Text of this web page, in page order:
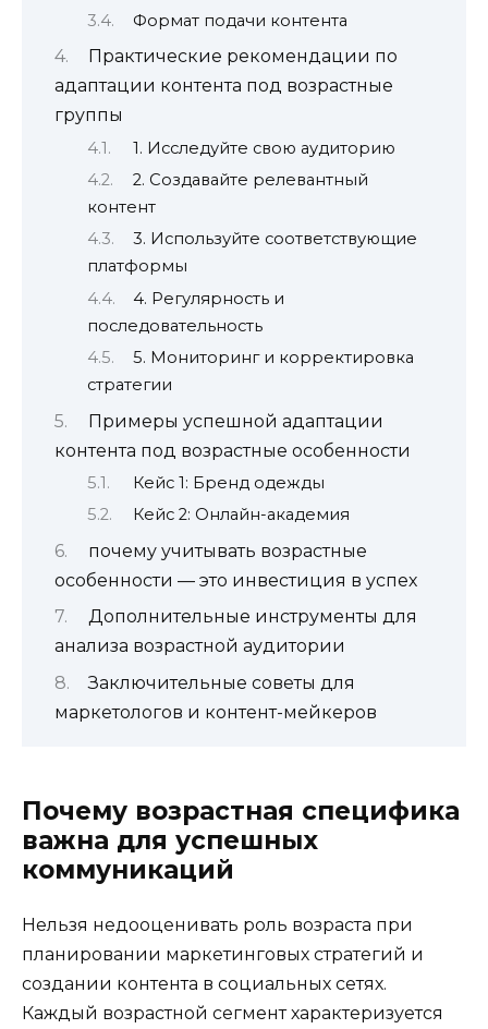
Формат подачи контента
Практические рекомендации по
адаптации контента под возрастные
группы
1. Исследуйте свою аудиторию
2. Создавайте релевантный
контент
3. Используйте соответствующие
платформы
4. Регулярность и
последовательность
5. Мониторинг и корректировка
стратегии
Примеры успешной адаптации
контента под возрастные особенности
Кейс 1: Бренд одежды
Кейс 2: Онлайн-академия
почему учитывать возрастные
особенности — это инвестиция в успех
Дополнительные инструменты для
анализа возрастной аудитории
Заключительные советы для
маркетологов и контент-мейкеров
Почему возрастная специфика
важна для успешных
коммуникаций
Нельзя недооценивать роль возраста при
планировании маркетинговых стратегий и
создании контента в социальных сетях.
Каждый возрастной сегмент характеризуется